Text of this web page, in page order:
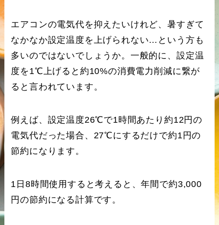
エアコンの電気代を抑えたいけれど、暑すぎて
なかなか設定温度を上げられない…という方も
多いのではないでしょうか。一般的に、設定温
度を1℃上げると約10%の消費電力削減に繋が
ると言われています。
例えば、設定温度26℃で1時間あたり約12円の
電気代だった場合、27℃にするだけで約1円の
節約になります。
1日8時間使用すると考えると、年間で約3,000
円の節約になる計算です。